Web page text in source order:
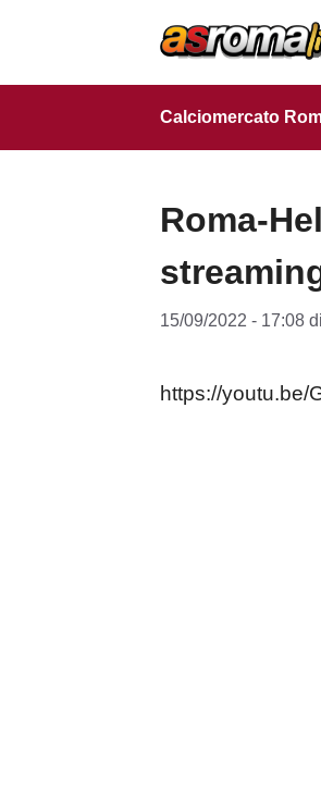
Calciomercato
Roma-
15/09/2022 - 17:08 di
https://youtu.be/